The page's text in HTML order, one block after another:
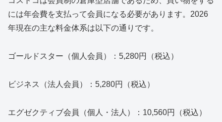
には年会費を支払って会員になる必要があります。2026
年現在の主な料金体系は以下の通りです。
ゴールドスター（個人会員）：5,280円（税込）
ビジネス（法人会員）：5,280円（税込）
エグゼクティブ会員（個人・法人）：10,560円（税込）